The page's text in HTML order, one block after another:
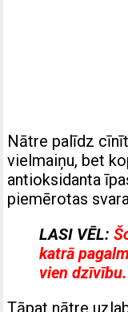
Nātre palīdz
vielmaiņu, bet
antioksidanta
piemērotas
LASI VĒL:
katrā
vien
Tāpat nātre